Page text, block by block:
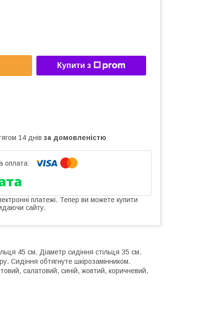
Купити з
14 днів за домовленістю
платежі. Тепер ви можете купити
сайту.
45 см. Діаметр сидіння стільця 35 см.
Сидіння обтягнуте шкірозамінником.
салатовий, синій, жовтий, коричневий,